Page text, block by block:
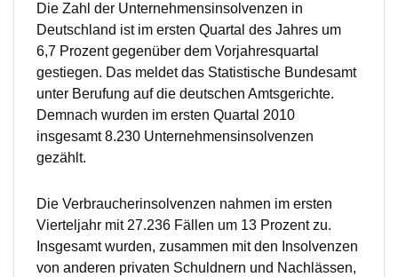
Die Zahl der Unternehmensinsolvenzen in
Deutschland ist im ersten Quartal des Jahres um
6,7 Prozent gegenüber dem Vorjahresquartal
gestiegen. Das meldet das Statistische Bundesamt
unter Berufung auf die deutschen Amtsgerichte.
Demnach wurden im ersten Quartal 2010
insgesamt 8.230 Unternehmensinsolvenzen
gezählt.
Die Verbraucherinsolvenzen nahmen im ersten
Vierteljahr mit 27.236 Fällen um 13 Prozent zu.
Insgesamt wurden, zusammen mit den Insolvenzen
von anderen privaten Schuldnern und Nachlässen,